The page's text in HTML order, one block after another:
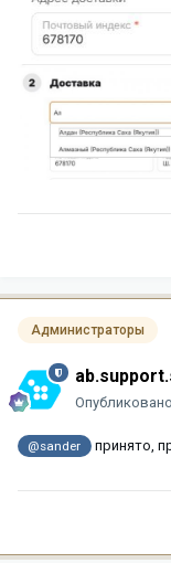
Администраторы
Опубликовано
@sander принято,